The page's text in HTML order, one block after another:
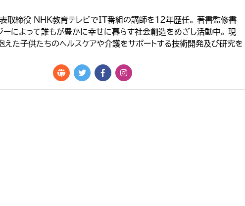
取締役 NHK教育テレビでIT番組の講師を１２年歴任。 著書監修書
ーによって誰もが豊かに幸せに暮らす社会創造をめざし活動中。 現
えた子供たちのヘルスケアや介護をサポートする技術開発及び研究を